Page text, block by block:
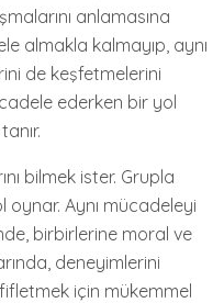
anlamasına
almakla kalmayıp, aynı
de keşfetmelerini
ederken bir yol
bilmek ister. Grupla
Aynı mücadeleyi
birbirlerine moral ve
deneyimlerini
için mükemmel